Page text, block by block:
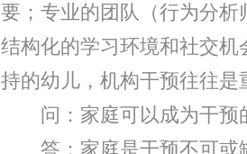
要；专业的团队（行为分析
结构化的学习环境和社交
持的幼儿，机构干预往往是
问：家庭可以成为干预
答：家庭是干预不可或